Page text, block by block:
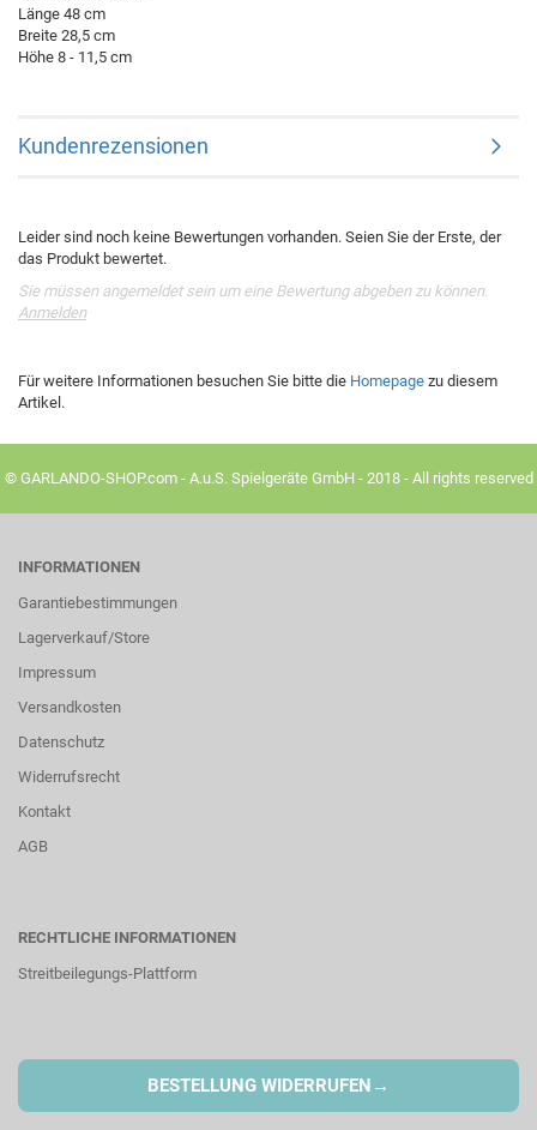
Länge 48 cm
Breite 28,5 cm
Höhe 8 - 11,5 cm
Kundenrezensionen
Leider sind noch keine Bewertungen vorhanden. Seien Sie der Erste, der
das Produkt bewertet.
Sie müssen angemeldet sein um eine Bewertung abgeben zu können.
Anmelden
Für weitere Informationen besuchen Sie bitte die Homepage zu diesem
Artikel.
© GARLANDO-SHOP.com - A.u.S. Spielgeräte GmbH - 2018 - All rights reserved
INFORMATIONEN
Garantiebestimmungen
Lagerverkauf/Store
Impressum
Versandkosten
Datenschutz
Widerrufsrecht
Kontakt
AGB
RECHTLICHE INFORMATIONEN
Streitbeilegungs-Plattform
BESTELLUNG WIDERRUFEN →